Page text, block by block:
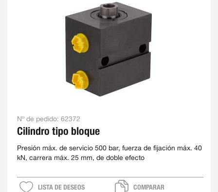
Nº de pedido: 62372
Cilindro tipo bloque
Presión máx. de servicio 500 bar, fuerza de fijación máx. 40
kN, carrera máx. 25 mm, de doble efecto
LISTA DE DESEOS COMPARAR